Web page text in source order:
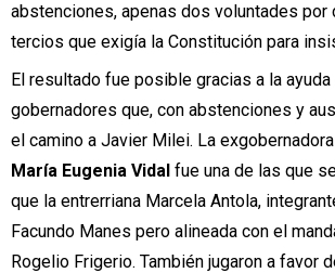
abstenciones, apenas dos voluntades por
tercios que exigía la Constitución para
El resultado fue posible gracias a la
gobernadores que, con abstenciones y
el camino a Javier Milei. La
María Eugenia Vidal fue una de las que
que la entrerriana Marcela Antola,
Facundo Manes pero alineada con el
Rogelio Frigerio. También jugaron a favor